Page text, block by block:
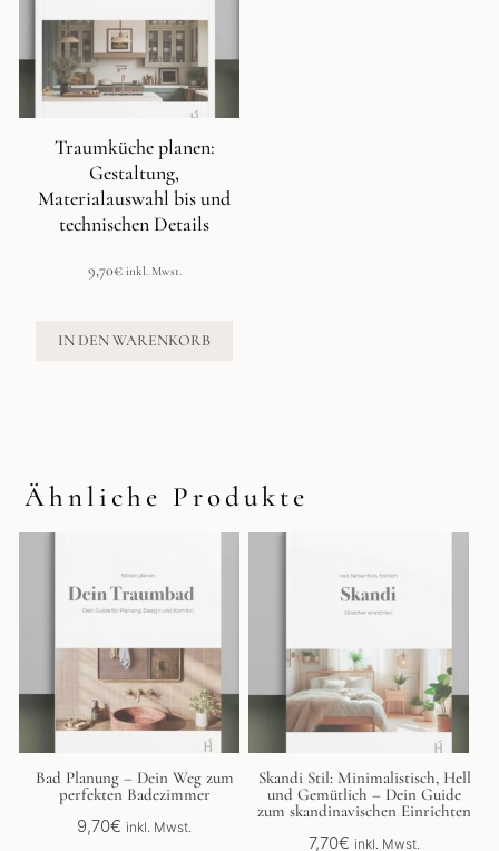
Traumküche planen:
Gestaltung,
Materialauswahl bis und
technischen Details
9,70€ inkl. Mwst.
IN DEN WARENKORB
Ähnliche Produkte
Bad Planung – Dein Weg zum
perfekten Badezimmer
9,70€ inkl. Mwst.
Skandi Stil: Minimalistisch, Hell
und Gemütlich – Dein Guide
zum skandinavischen Einrichten
7,70€ inkl. Mwst.